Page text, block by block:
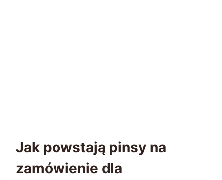
Jak powstają pinsy na
zamówienie dla